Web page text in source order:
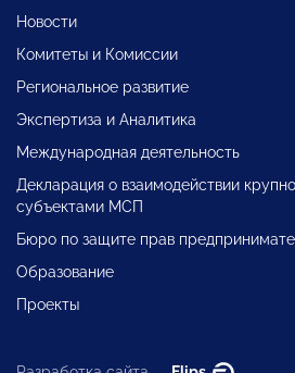
Новости
Комитеты и Комиссии
Региональное развитие
Экспертиза и Аналитика
Международная деятельность
Декларация о взаимодействии
субъектами МСП
Бюро по защите прав
Образование
Проекты